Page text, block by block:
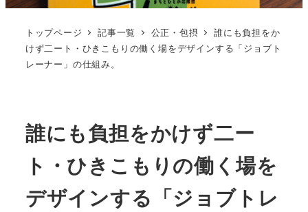
トップページ 記事一覧 公正・包摂
誰にも負担をか
けず二ート・ひきこもりの働く場をデザインする「ジョブト
レーナー」の仕組み。
誰にも負担をかけず二ー
ト・ひきこもりの働く場を
デザインする「ジョブトレ